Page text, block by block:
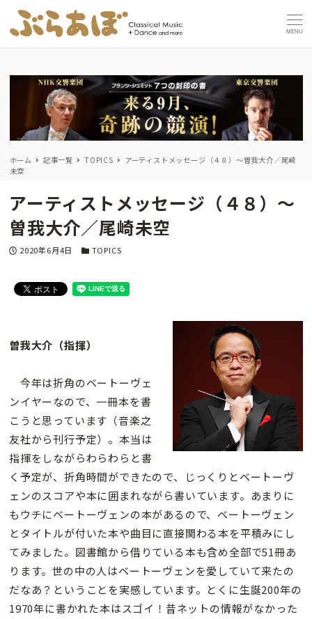
MENU
ホーム 記事一覧 TOPICS
アーティストメッセージ（４８）～曽我大介／尾崎
未空
アーティストメッセージ（４８）～
曽我大介／尾崎未空
投稿日
2020年6月4日 カテゴリー
TOPICS
曽我大介（指揮）
今年は折角のベートーヴェ
ンイヤーなので、一冊本を書
こうと思っています（音楽之
友社から刊行予定）。本当は
指揮をしながらわらわらと書
く予定が、折角時間ができたので、じっくりとベートーヴ
ェンのスコアや本に囲まれながら書いています。あまりに
もウチにベートーヴェンの本があるので、ベートーヴェン
とタイトルが付いた本や曲目に直接関わる本を平積みにし
てみました。図書館から借りている本も含め全部で51冊あ
ります。世の中の人はベートーヴェンを愛していて来たの
だなあ？ということを実感しています。とくに生誕200年の
1970年に書かれた本はスゴイ！昔ネットの情報がなかった